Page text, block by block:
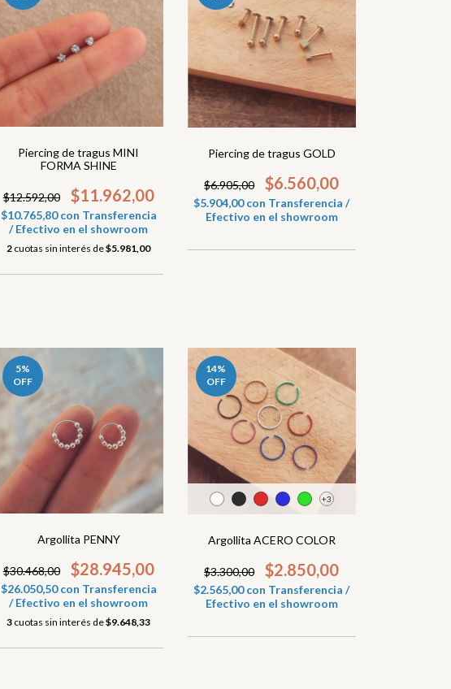
Piercing de tragus MINI
FORMA SHINE
$12.592,00 $11.962,00
$10.765,80con Transferencia
/ Efectivo en el showroom
2 cuotas sin interés de$5.981,00
Piercing de tragus GOLD
$6.905,00 $6.560,00
$5.904,00con Transferencia /
Efectivo en el showroom
5%
OFF
Argollita PENNY
$30.468,00 $28.945,00
$26.050,50con Transferencia
/ Efectivo en el showroom
3 cuotas sin interés de$9.648,33
14%
OFF
+3
Argollita ACERO COLOR
$3.300,00 $2.850,00
$2.565,00con Transferencia /
Efectivo en el showroom